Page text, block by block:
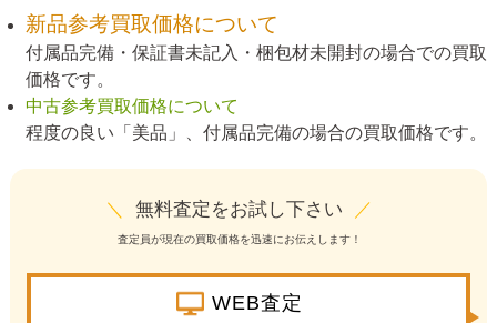
新品参考買取価格について
付属品完備・保証書未記入・梱包材未開封の場合での買取
価格です。
中古参考買取価格について
程度の良い「美品」、付属品完備の場合の買取価格です。
＼ 無料査定をお試し下さい ／
査定員が現在の買取価格を迅速にお伝えします！
WEB査定